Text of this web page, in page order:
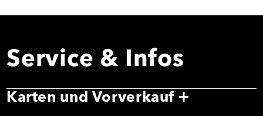
Service & Infos
Karten und Vorverkauf